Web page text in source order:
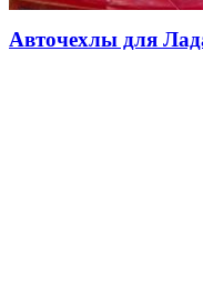
Авточехлы для